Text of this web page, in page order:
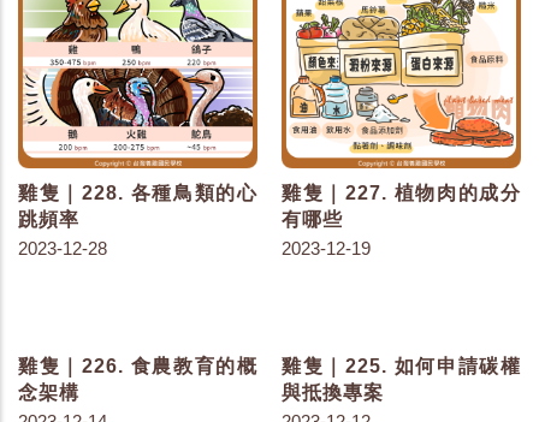
雞隻｜228. 各種鳥類的心
跳頻率
2023-12-28
雞隻｜227. 植物肉的成分
有哪些
2023-12-19